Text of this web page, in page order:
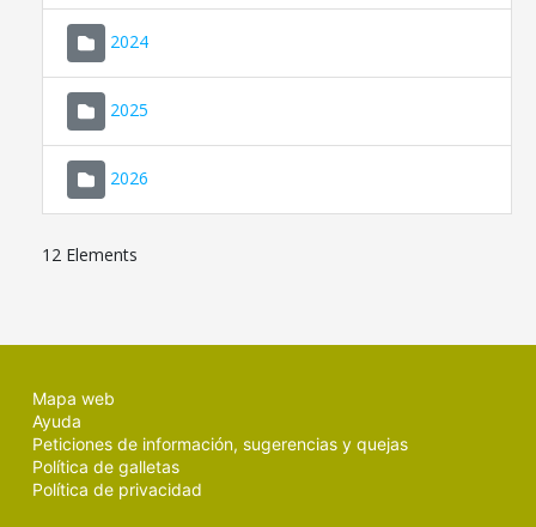
2024
2025
2026
12 Elements
Mapa web
Ayuda
Peticiones de información, sugerencias y quejas
Política de galletas
Política de privacidad